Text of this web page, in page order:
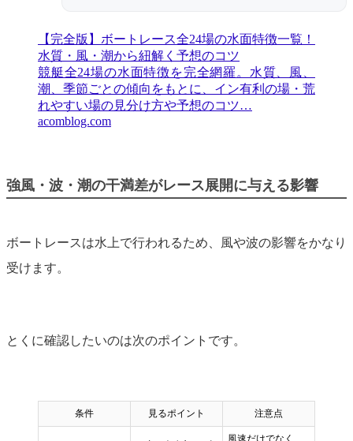
【完全版】ボートレース全24場の水面特徴一覧！
水質・風・潮から紐解く予想のコツ
競艇全24場の水面特徴を完全網羅。水質、風、
潮、季節ごとの傾向をもとに、イン有利の場・荒
れやすい場の見分け方や予想のコツ…
acomblog.com
強風・波・潮の干満差がレース展開に与える影響
ボートレースは水上で行われるため、風や波の影響をかなり
受けます。
とくに確認したいのは次のポイントです。
条件 見るポイント 注意点
風速だけでなく、